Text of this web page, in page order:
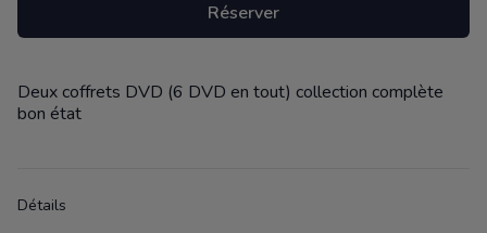
Réserver
Description
Deux coffrets DVD (6 DVD en tout) collection complète
bon état
Détails